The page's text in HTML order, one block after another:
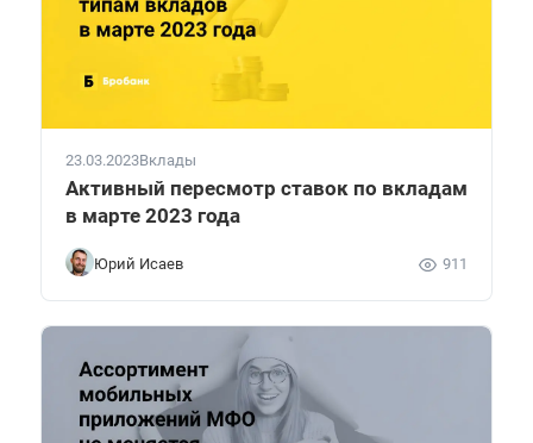
23.03.2023Вклады
Активный пересмотр ставок по вкладам
в марте 2023 года
Юрий Исаев 911